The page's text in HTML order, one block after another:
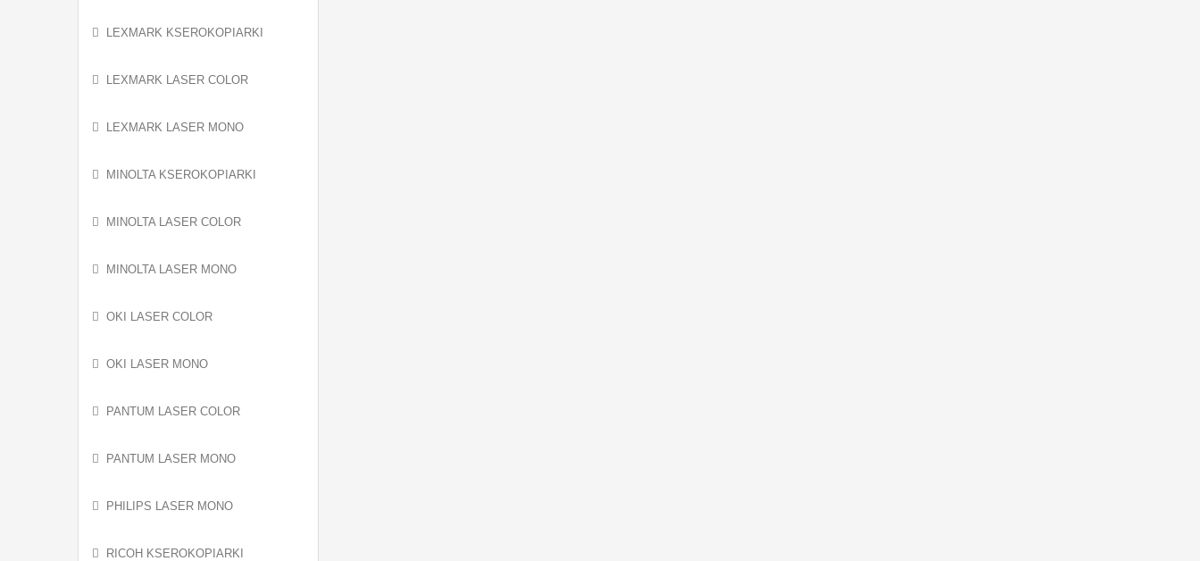
LEXMARK KSEROKOPIARKI
LEXMARK LASER COLOR
LEXMARK LASER MONO
MINOLTA KSEROKOPIARKI
MINOLTA LASER COLOR
MINOLTA LASER MONO
OKI LASER COLOR
OKI LASER MONO
PANTUM LASER COLOR
PANTUM LASER MONO
PHILIPS LASER MONO
RICOH KSEROKOPIARKI